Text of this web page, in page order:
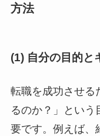
方法
(1) 自分の目的と
転職を成功させる
るのか？」という
要です。例えば、